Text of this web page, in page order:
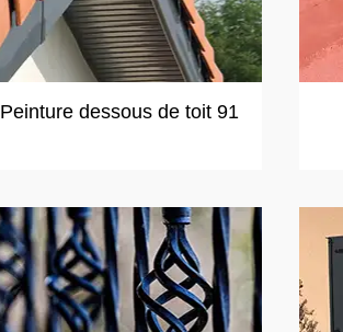
Peinture dessous de toit 91